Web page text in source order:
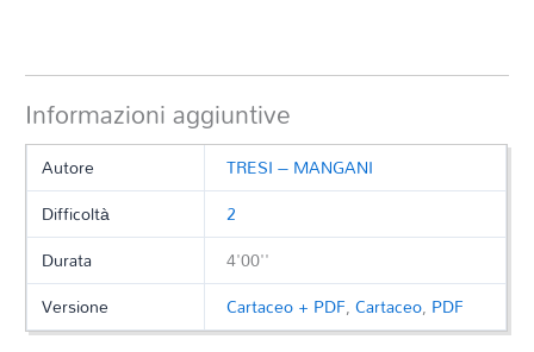
Informazioni aggiuntive
Autore
TRESI – MANGANI
Difficoltà
2
Durata
4'00''
Versione
Cartaceo + PDF,Cartaceo, PDF